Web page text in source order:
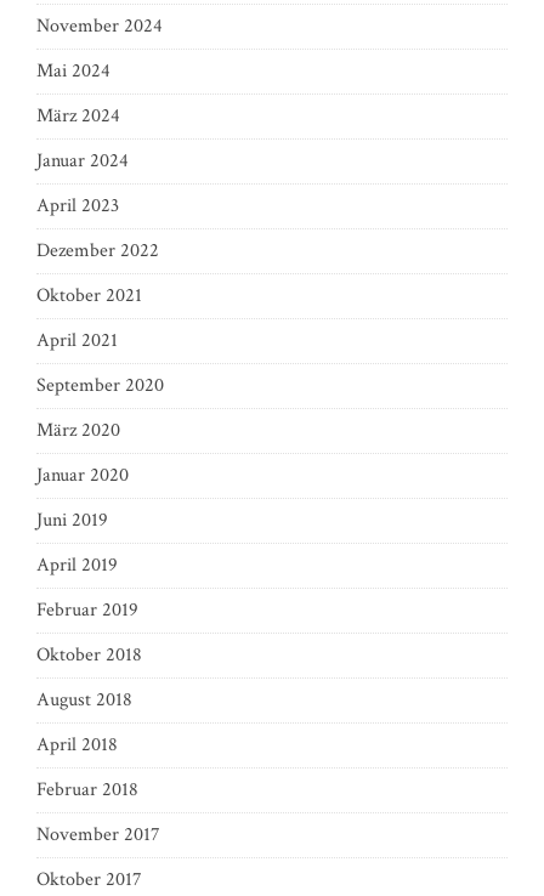
November 2024
Mai 2024
März 2024
Januar 2024
April 2023
Dezember 2022
Oktober 2021
April 2021
September 2020
März 2020
Januar 2020
Juni 2019
April 2019
Februar 2019
Oktober 2018
August 2018
April 2018
Februar 2018
November 2017
Oktober 2017